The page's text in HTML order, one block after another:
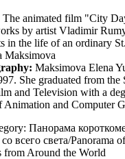
The animated film "City
by artist Vladimir
in the life of an ordinary
Maksimova
Maksimova Elena
She graduated from the
and Television with a
Animation and Computer
Панорама
всего света/Panorama
from Around the World